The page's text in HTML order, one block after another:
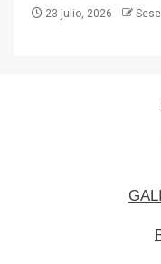
23 julio, 2026